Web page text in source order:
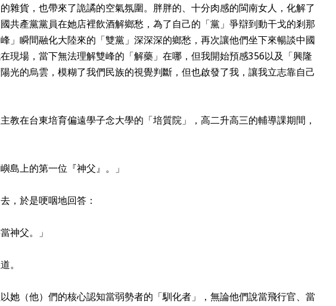
雜貨，也帶來了詭譎的空氣氛圍。胖胖的、十分肉感的閩南女人，化解了
共產黨黨員在她店裡飲酒解鄉愁，為了自己的「黨」爭辯到動干戈的剎那
」瞬間融化大陸來的「雙黨」深深深的鄉愁，再次讓他們坐下來暢談中國
現場，當下無法理解雙峰的「解藥」在哪，但我開始預感356以及「興隆
光的烏雲，模糊了我們民族的視覺判斷，但也啟發了我，讓我立志靠自己
教在台東培育偏遠學子念大學的「培質院」，高二升高三的輔導課期間，
島上的第一位『神父』。」
，於是哽咽地回答：
神父。」
。
她（他）們的核心認知當弱勢者的「馴化者」，無論他們說當飛行官、當